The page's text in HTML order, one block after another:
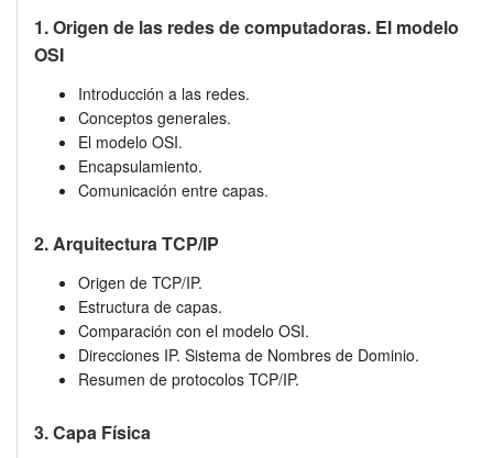
1. Origen de las redes de computadoras. El modelo
OSI
Introducción a las redes.
Conceptos generales.
El modelo OSI.
Encapsulamiento.
Comunicación entre capas.
2. Arquitectura TCP/IP
Origen de TCP/IP.
Estructura de capas.
Comparación con el modelo OSI.
Direcciones IP. Sistema de Nombres de Dominio.
Resumen de protocolos TCP/IP.
3. Capa Física